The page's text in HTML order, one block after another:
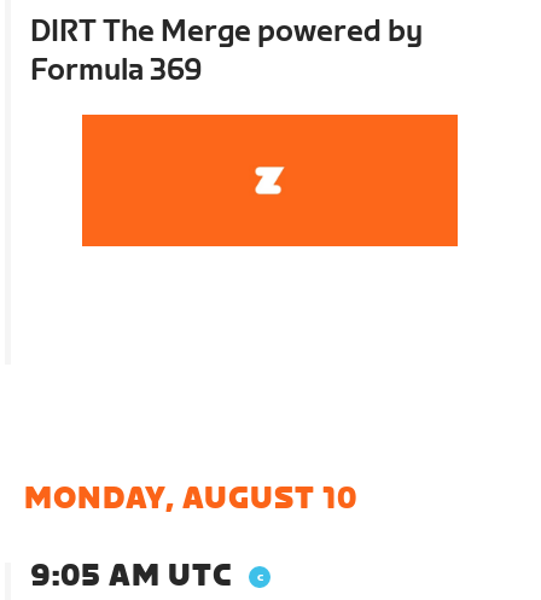
DIRT The Merge powered by
Formula 369
MONDAY, AUGUST 10
9:05 AM UTC